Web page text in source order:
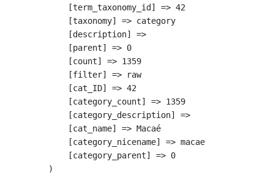
            [term_taxonomy_id] => 42
            [taxonomy] => category
            [description] =>
            [parent] => 0
            [count] => 1359
            [filter] => raw
            [cat_ID] => 42
            [category_count] => 1359
            [category_description] =>
            [cat_name] => Macaé
            [category_nicename] => macae
            [category_parent] => 0
        )